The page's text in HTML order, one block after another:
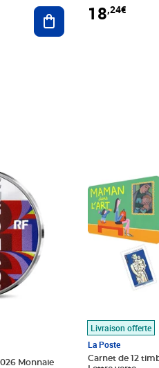
Ajouter au panier
18,24€
Monnaie
Livraison offerte
La Poste
Carnet de 12